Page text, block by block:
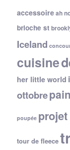
accessoireah
brioche st
Iceland
cuisine
her little world
ottobrepain
poupée projet
tour de fleece